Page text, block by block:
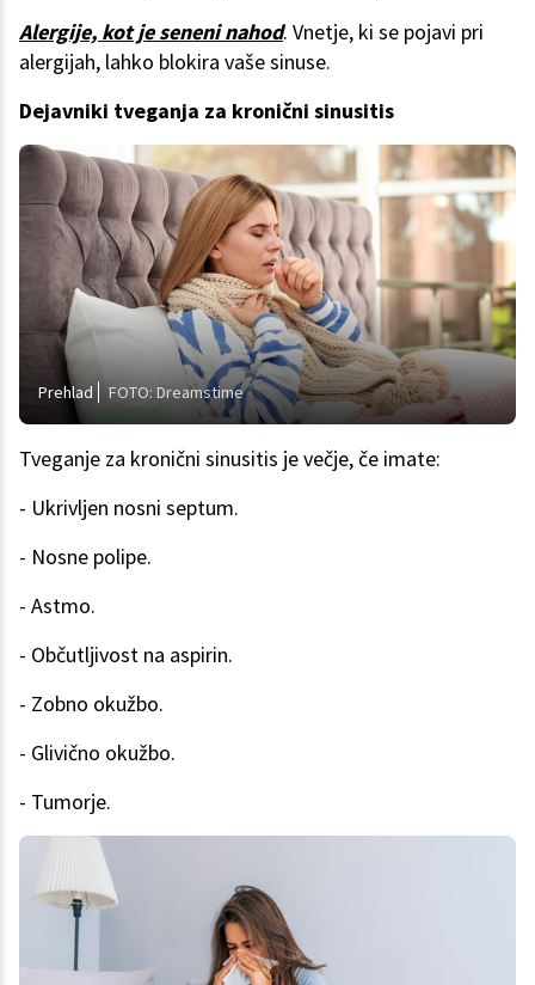
Alergije, kot je seneni nahod. Vnetje, ki se pojavi pri
alergijah, lahko blokira vaše sinuse.
Dejavniki tveganja za kronični sinusitis
Prehlad FOTO: Dreamstime
Tveganje za kronični sinusitis je večje, če imate:
- Ukrivljen nosni septum.
- Nosne polipe.
- Astmo.
- Občutljivost na aspirin.
- Zobno okužbo.
- Glivično okužbo.
- Tumorje.